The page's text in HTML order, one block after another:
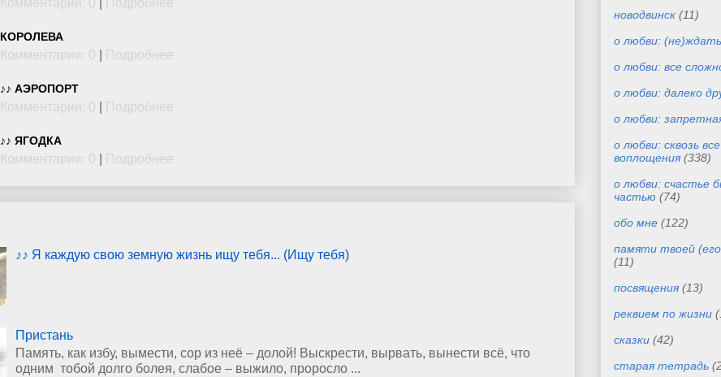
Комментарии: 0 Подробнее
КОРОЛЕВА
Комментарии: 0 Подробнее
♪♪ АЭРОПОРТ
Комментарии: 0 Подробнее
♪♪ ЯГОДКА
Комментарии: 0 Подробнее
♪♪ Я каждую свою земную жизнь ищу тебя... (Ищу тебя)
Пристань
Память, как избу, вымести, сор из неё – долой! Выскрести, вырвать, вынести всё, что
одним тобой долго болея, слабое – выжило, проросло ...
новодвинск (11)
о любви:
о любви: все
о любви: далеко
о любви:
о любви: сквозь
воплощения (338)
о любви: счастье
частью (74)
обо мне (122)
памяти твоей
(11)
посвящения (13)
реквием по жизни
сказки (42)
старая тетрадь